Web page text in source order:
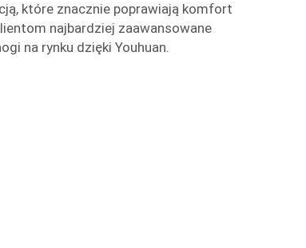
które znacznie poprawiają komfort
najbardziej zaawansowane
na rynku dzięki Youhuan.